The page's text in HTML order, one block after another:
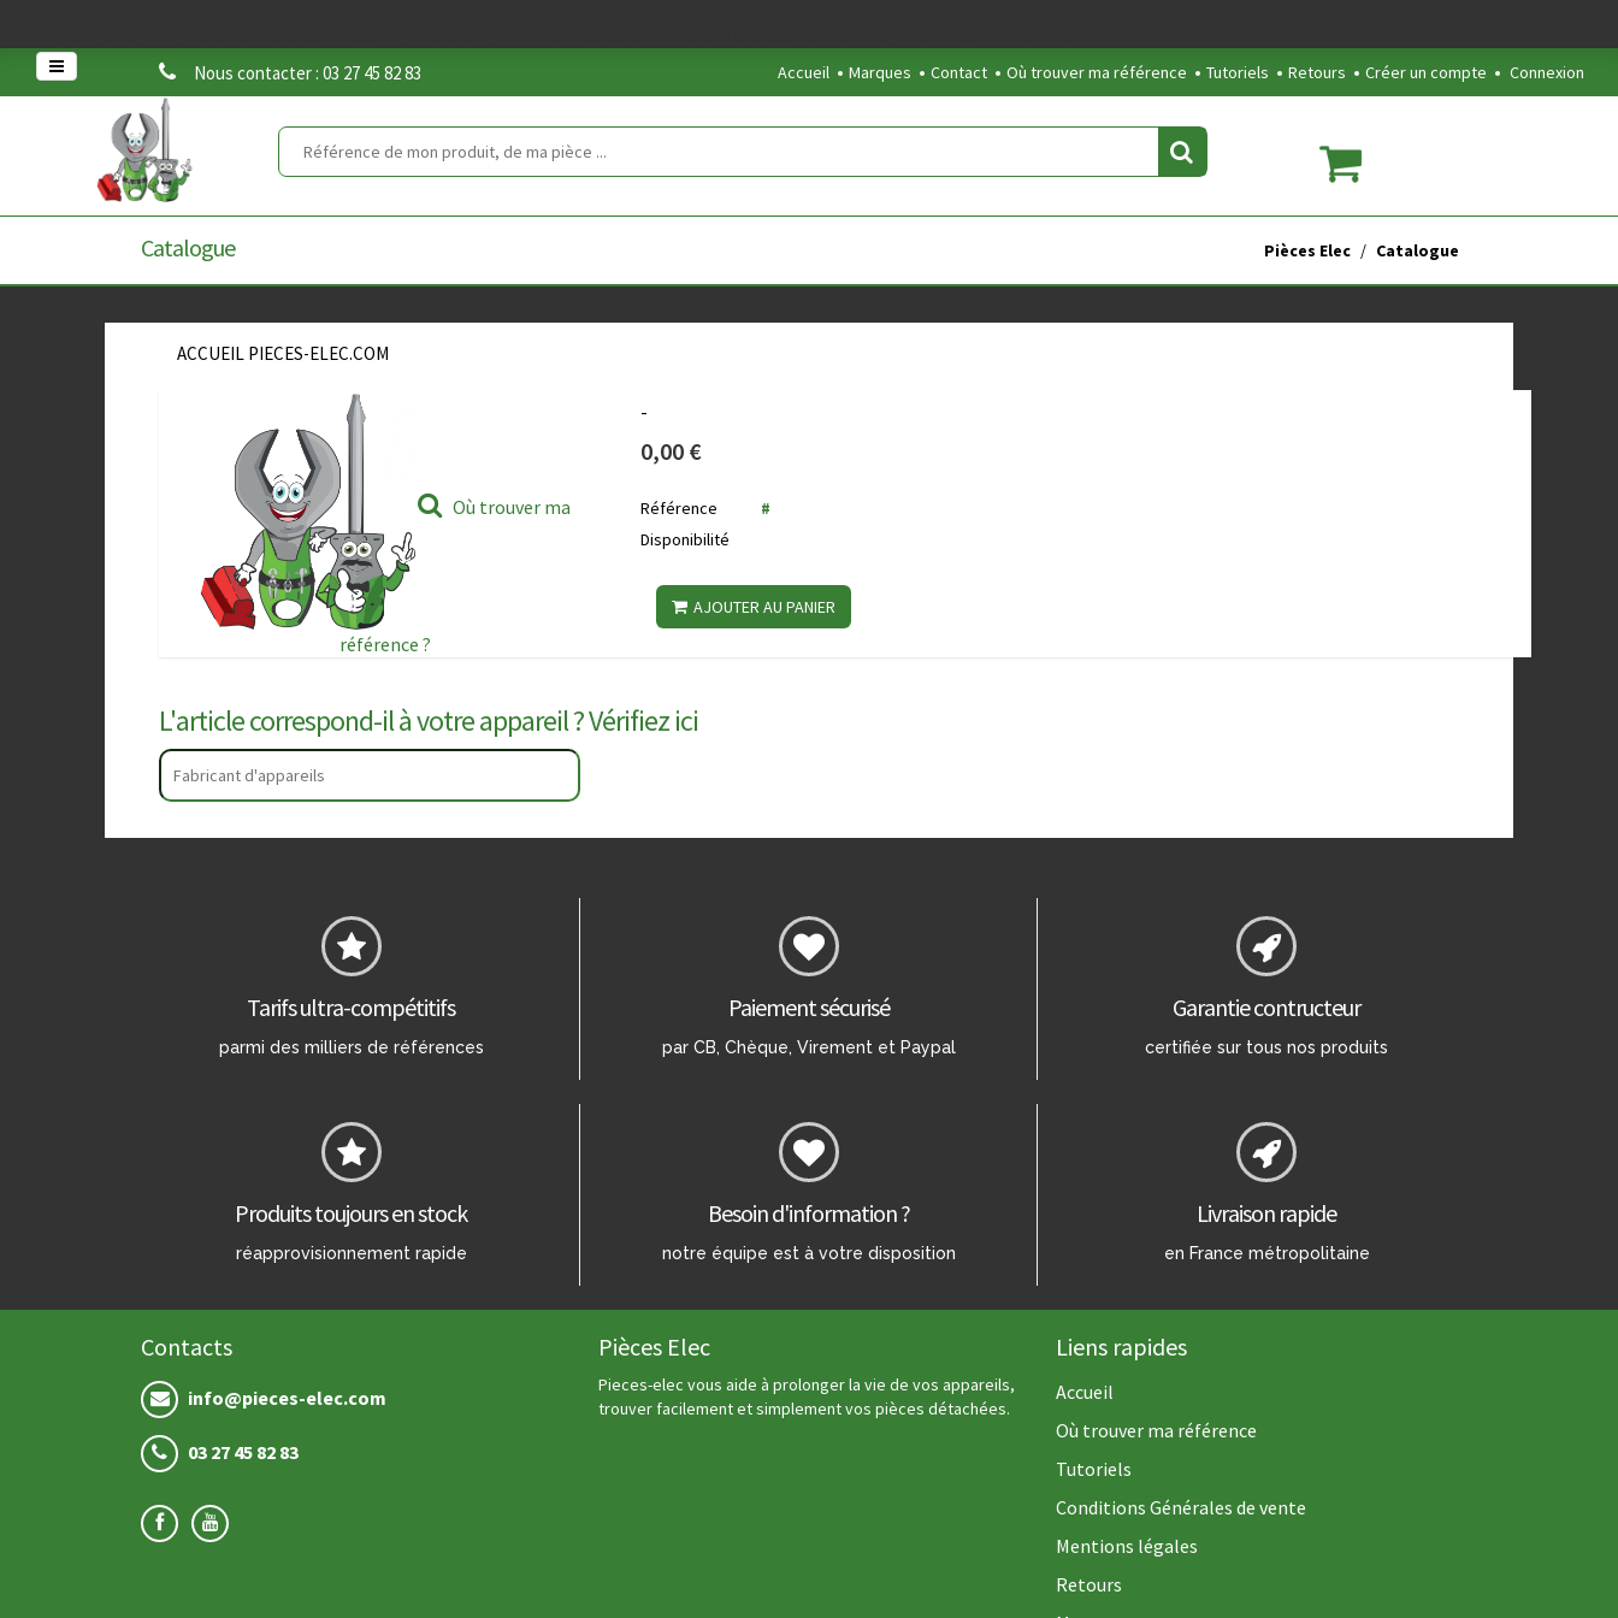
Nous contacter : 03 27 45 82 83 Accueil Marques Contact Où trouver ma référence Tutoriels Retours Créer un compte Connexion
Catalogue Pièces Elec Catalogue
ACCUEIL PIECES-ELEC.COM
Où trouver ma
référence ?
-
0,00 €
Référence
#
Disponibilité
AJOUTER AU PANIER
L'article correspond-il à votre appareil ? Vérifiez ici
Tarifs ultra-compétitifs
parmi des milliers de références
Paiement sécurisé
par CB, Chèque, Virement et Paypal
Garantie contructeur
certifiée sur tous nos produits
Produits toujours en stock
réapprovisionnement rapide
Besoin d'information ?
notre équipe est à votre disposition
Livraison rapide
en France métropolitaine
Contacts
info@pieces-elec.com
03 27 45 82 83
Pièces Elec
Pieces-elec vous aide à prolonger la vie de vos appareils,
trouver facilement et simplement vos pièces détachées.
Liens rapides
Accueil
Où trouver ma référence
Tutoriels
Conditions Générales de vente
Mentions légales
Retours